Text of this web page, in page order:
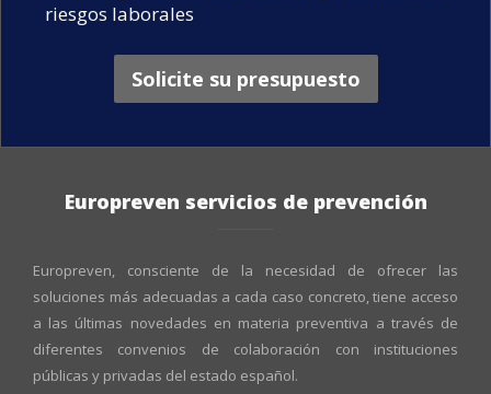
riesgos laborales
Solicite su presupuesto
Europreven servicios de prevención
Europreven, consciente de la necesidad de ofrecer las
soluciones más adecuadas a cada caso concreto, tiene acceso
a las últimas novedades en materia preventiva a través de
diferentes convenios de colaboración con instituciones
públicas y privadas del estado español.